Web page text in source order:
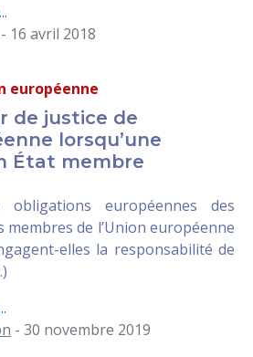
- 16 avril 2018
européenne
de justice de
lorsqu’une
État membre
obligations européennes des
membres de l’Union européenne
elles la responsabilité de
- 30 novembre 2019